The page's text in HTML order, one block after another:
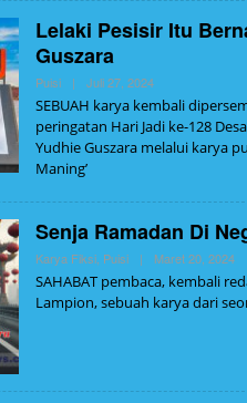
Lelaki Pesisir Itu
Guszara
Puisi | Juli 27, 2024Oleh
SEBUAH karya kembali
peringatan Hari Jadi ke-128
Yudhie Guszara melalui karya
Maning’
Senja Ramadan Di
Karya Fiksi Puisi | Maret 20, 2024
SAHABAT pembaca, kembali
Lampion, sebuah karya dari